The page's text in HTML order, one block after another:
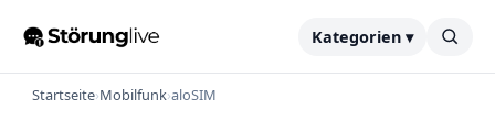
Kategorien ▾
Startseite›Mobilfunk›aloSIM